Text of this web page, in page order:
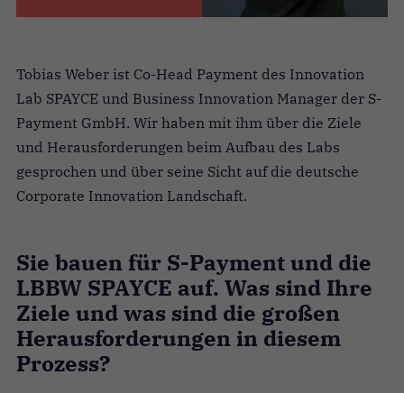
Tobias Weber ist Co-Head Payment des Innovation
Lab SPAYCE und Business Innovation Manager der S-
Payment GmbH. Wir haben mit ihm über die Ziele
und Herausforderungen beim Aufbau des Labs
gesprochen und über seine Sicht auf die deutsche
Corporate Innovation Landschaft.
Sie bauen für S-Payment und die
LBBW SPAYCE auf. Was sind Ihre
Ziele und was sind die großen
Herausforderungen in diesem
Prozess?